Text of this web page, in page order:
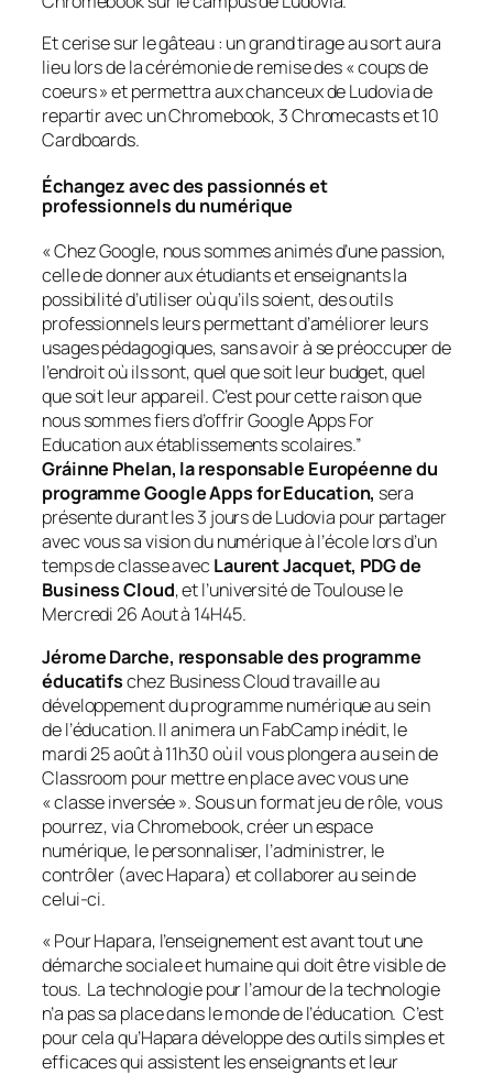
Et cerise sur le gâteau : un grand tirage au sort aura
lieu lors de la cérémonie de remise des «coups de
coeurs» et permettra aux chanceux de Ludovia de
repartir avec un Chromebook, 3 Chromecasts et 10
Cardboards.
Échangez avec des passionnés et
professionnels du numérique
« Chez Google, nous sommes animés d’une passion,
celle de donner aux étudiants et enseignants la
possibilité d’utiliser où qu’ils soient, des outils
professionnels leurs permettant d’améliorer leurs
usages pédagogiques, sans avoir à se préoccuper de
l’endroit où ils sont, quel que soit leur budget, quel
que soit leur appareil. C’est pour cette raison que
nous sommes fiers d’offrir Google Apps For
Education aux établissements scolaires.”
Gráinne Phelan, la responsable Européenne du
programme Google Apps for Education, sera
présente durant les 3 jours de Ludovia pour partager
avec vous sa vision du numérique à l’école lors d’un
temps de classe avec Laurent Jacquet, PDG de
Business Cloud, et l’université de Toulouse le
Mercredi 26 Aout à 14H45.
Jérome Darche, responsable des programme
éducatifschez Business Cloud travaille au
développement du programme numérique au sein
de l’éducation. Il animera un FabCamp inédit, le
mardi 25 août à 11h30 où il vous plongera au sein de
Classroom pour mettre en place avec vous une
«classe inversée». Sous un format jeu de rôle, vous
pourrez, via Chromebook, créer un espace
numérique, le personnaliser, l’administrer, le
contrôler (avec Hapara) et collaborer au sein de
celui-ci.
«Pour Hapara, l’enseignement est avant tout une
démarche sociale et humaine qui doit être visible de
tous. La technologie pour l’amour de la technologie
n’a pas sa place dans le monde de l’éducation. C’est
pour cela qu’Hapara développe des outils simples et
efficaces qui assistent les enseignants et leur